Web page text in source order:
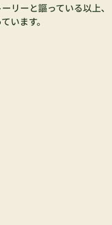
リーと謳っている以上、
います。